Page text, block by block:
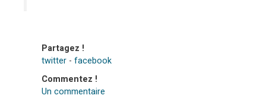
Partagez !
twitter - facebook
Commentez !
Un commentaire